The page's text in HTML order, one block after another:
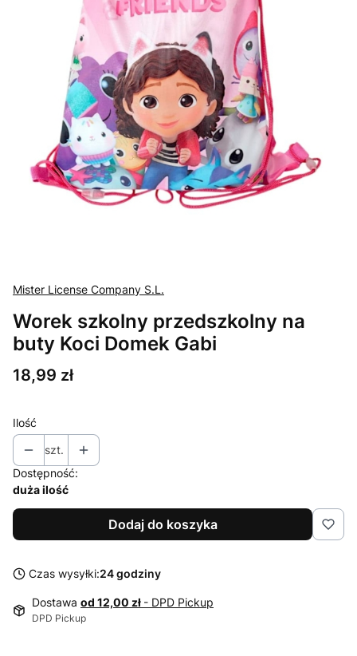
Mister License Company S.L.
Worek szkolny przedszkolny na
buty Koci Domek Gabi
Cena
18,99 zł
Ilość
szt.
Dostępność:
duża ilość
Dodaj do koszyka
Czas wysyłki:24 godziny
Dostawa od 12,00 zł - DPD Pickup
DPD Pickup